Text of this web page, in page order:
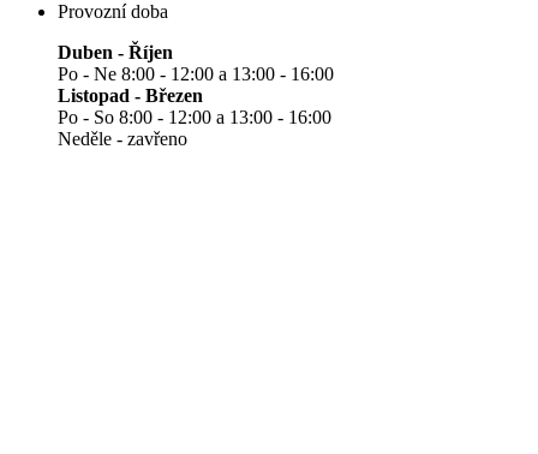
Provozní doba
Duben - Říjen
Po - Ne 8:00 - 12:00 a 13:00 - 16:00
Listopad - Březen
Po - So 8:00 - 12:00 a 13:00 - 16:00
Neděle - zavřeno